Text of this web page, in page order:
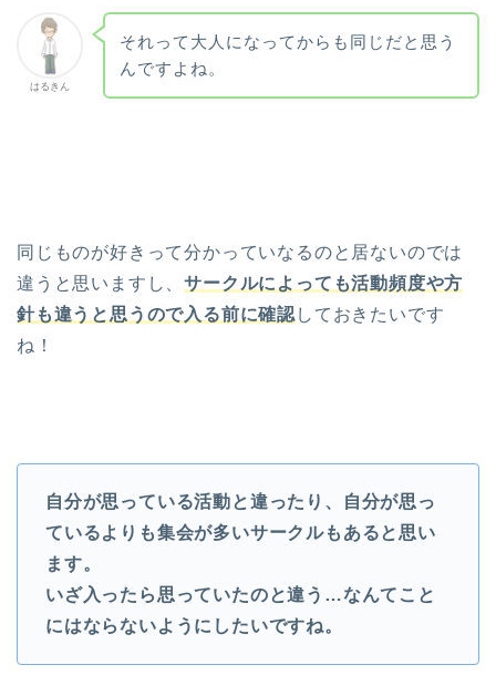
はるきん
それって大人になってからも同じだと思う
んですよね。
同じものが好きって分かっていなるのと居ないのでは
違うと思いますし、サークルによっても活動頻度や方
針も違うと思うので入る前に確認 しておきたいです
ね！
自分が思っている活動と違ったり、自分が思っ
ているよりも集会が多いサークルもあると思い
ます。
いざ入ったら思っていたのと違う…なんてこと
にはならないようにしたいですね。